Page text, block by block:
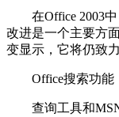
在Office 2003
改进是一个主要方
变显示，它将仍致
Office搜索功能
查询工具和